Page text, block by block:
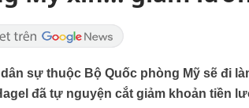
sự thuộc Bộ Quốc phòng Mỹ sẽ đi
đã tự nguyện cắt giảm khoản tiền